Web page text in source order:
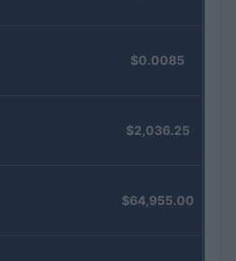
$0.0085
$2,036.25
$64,955.00